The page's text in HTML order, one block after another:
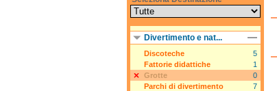
Divertimento e nat...
Discoteche
5
Fattorie didattiche
1
Grotte
0
Parchi di divertimento
7